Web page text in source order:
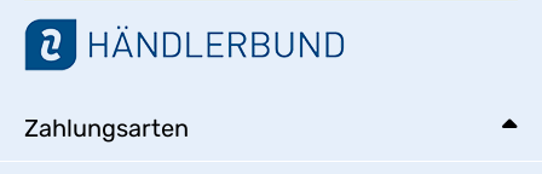
Zahlungsarten